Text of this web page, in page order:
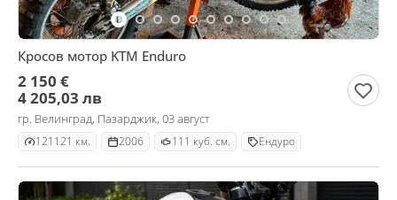
Кросов мотор KTM Enduro
2 150 €
4 205,03 лв
гр. Велинград, Пазарджик, 03 август
121121 км. 2006 111 куб. см. Ендуро